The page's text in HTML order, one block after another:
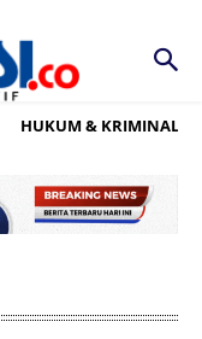
HUKUM & KRIMINAL